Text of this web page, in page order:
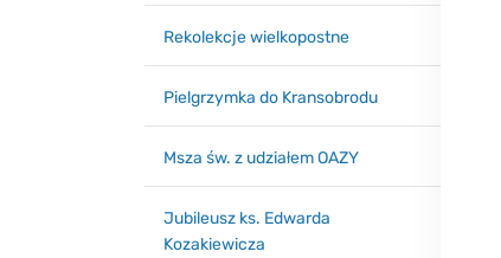
Rekolekcje wielkopostne
Pielgrzymka do Kransobrodu
Msza św. z udziałem OAZY
Jubileusz ks. Edwarda
Kozakiewicza